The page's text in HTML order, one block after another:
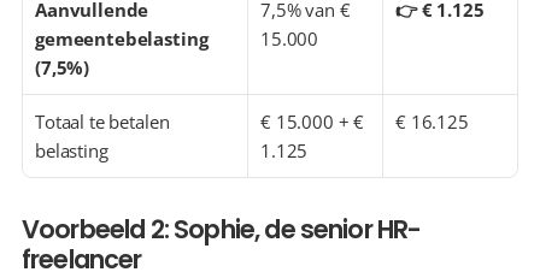
Aanvullende
gemeentebelasting
(7,5%)
7,5% van €
15.000
👉 € 1.125
Totaal te betalen
belasting
€ 15.000 + €
1.125
€ 16.125
Voorbeeld 2: Sophie, de senior HR-
freelancer